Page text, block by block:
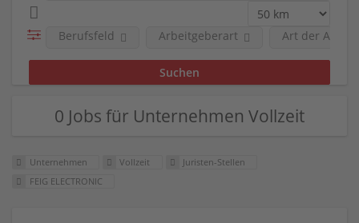
Berufsfeld Arbeitgeberart Art der
0 Jobs für Unternehmen Vollzeit
Unternehmen Vollzeit
Juristen-Stellen
FEIG ELECTRONIC